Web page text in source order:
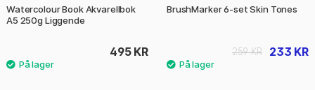
Watercolour Book Akvarellbok
A5 250g Liggende
495 KR
BrushMarker 6-set Skin Tones
233 KR
259 KR